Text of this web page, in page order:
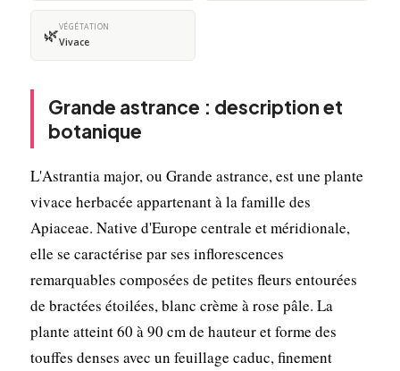
🌿VÉGÉTATION
Vivace
Grande astrance : description et
botanique
L'Astrantia major, ou Grande astrance, est une plante
vivace herbacée appartenant à la famille des
Apiaceae. Native d'Europe centrale et méridionale,
elle se caractérise par ses inflorescences
remarquables composées de petites fleurs entourées
de bractées étoilées, blanc crème à rose pâle. La
plante atteint 60 à 90 cm de hauteur et forme des
touffes denses avec un feuillage caduc, finement